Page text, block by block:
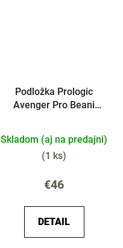
Podložka Prologic
Avenger Pro Beani
Skladom (aj na predajni)
(1 ks)
€46
DETAIL